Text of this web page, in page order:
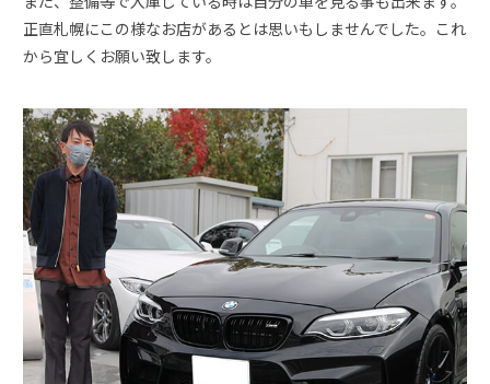
正直札幌にこの様なお店があるとは思いもしませんでした。これ
から宜しくお願い致します。